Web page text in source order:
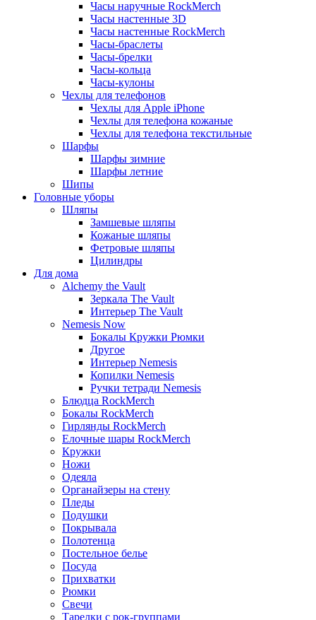
Часы наручные RockMerch
Часы настенные 3D
Часы настенные RockMerch
Часы-браслеты
Часы-брелки
Часы-кольца
Часы-кулоны
Чехлы для телефонов
Чехлы для Apple iPhone
Чехлы для телефона кожаные
Чехлы для телефона текстильные
Шарфы
Шарфы зимние
Шарфы летние
Шипы
Головные уборы
Шляпы
Замшевые шляпы
Кожаные шляпы
Фетровые шляпы
Цилиндры
Для дома
Alchemy the Vault
Зеркала The Vault
Интерьер The Vault
Nemesis Now
Бокалы Кружки Рюмки
Другое
Интерьер Nemesis
Копилки Nemesis
Ручки тетради Nemesis
Блюдца RockMerch
Бокалы RockMerch
Гирлянды RockMerch
Елочные шары RockMerch
Кружки
Ножи
Одеяла
Органайзеры на стену
Пледы
Подушки
Покрывала
Полотенца
Постельное белье
Посуда
Прихватки
Рюмки
Свечи
Тарелки с рок-группами